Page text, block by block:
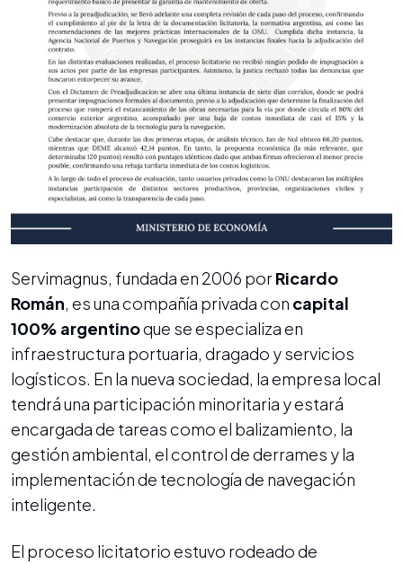
Servimagnus, fundada en 2006 porRicardo
Román, es una compañía privada con capital
100% argentinoque se especializa en
infraestructura portuaria, dragado y servicios
logísticos. En la nueva sociedad, la empresa local
tendrá una participación minoritaria y estará
encargada de tareas como el balizamiento, la
gestión ambiental, el control de derrames y la
implementación de tecnología de navegación
inteligente.
El proceso licitatorio estuvo rodeado de